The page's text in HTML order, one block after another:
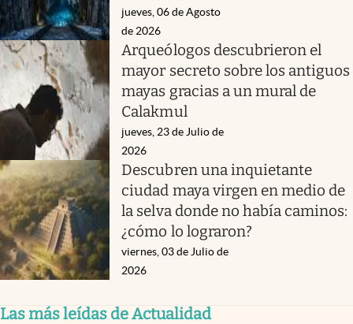
jueves, 06 de Agosto
de 2026
Arqueólogos descubrieron el
mayor secreto sobre los antiguos
mayas gracias a un mural de
Calakmul
jueves, 23 de Julio de
2026
Descubren una inquietante
ciudad maya virgen en medio de
la selva donde no había caminos:
¿cómo lo lograron?
viernes, 03 de Julio de
2026
Las más leídas de Actualidad